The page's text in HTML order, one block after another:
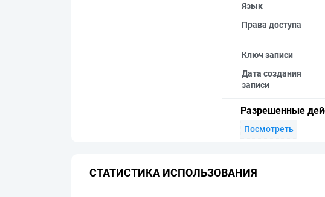
Язык
Права доступа
Ключ записи
Дата создания
записи
Разрешенные
Посмотреть
СТАТИСТИКА ИСПОЛЬЗОВАНИЯ